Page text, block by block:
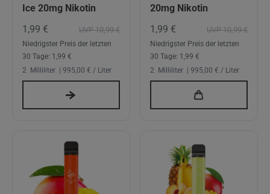
Ice 20mg Nikotin
UVP 10,99 €
1,99 €
Niedrigster Preis der letzten
30 Tage: 1,99 €
2
Milliliter | 995,00 € / Liter
20mg Nikotin
UVP 10,99 €
1,99 €
Niedrigster Preis der letzten
30 Tage: 1,99 €
2
Milliliter | 995,00 € / Liter